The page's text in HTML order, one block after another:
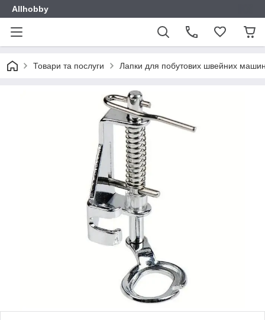
Allhobby
Товари та послуги Лапки для побутових швейних